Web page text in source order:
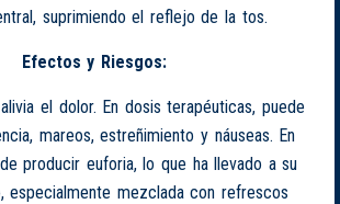
suprimiendo el reflejo de la tos.
Efectos y Riesgos:
el dolor. En dosis terapéuticas, puede
mareos, estreñimiento y náuseas. En
producir euforia, lo que ha llevado a su
especialmente mezclada con refrescos